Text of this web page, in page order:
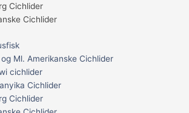
Cichlider
Cichlider
Ml. Amerikanske Cichlider
cichlider
Cichlider
Cichlider